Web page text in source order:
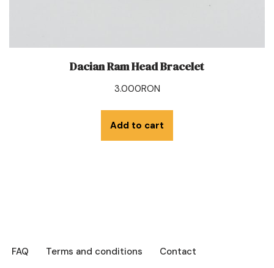
Dacian Ram Head Bracelet
3.000RON
Add to cart
FAQ Terms and conditions Contact